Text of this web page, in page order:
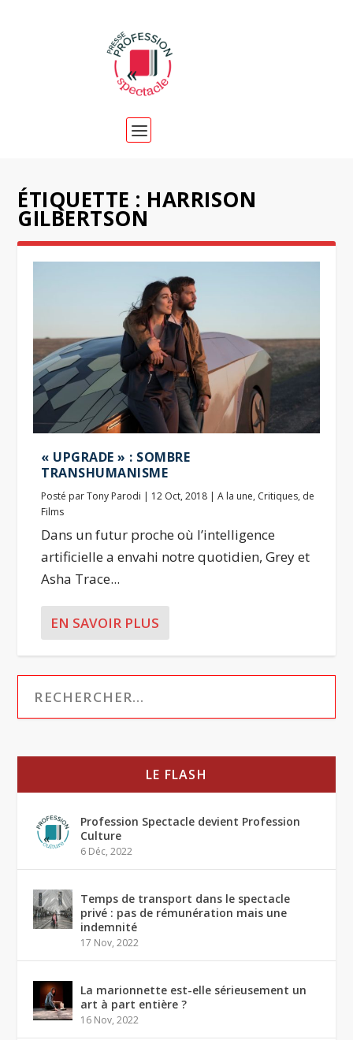
ÉTIQUETTE : HARRISON
GILBERTSON
« UPGRADE » : SOMBRE
TRANSHUMANISME
Posté parTony Parodi | 12 Oct, 2018 |A la une, Critiques, de
Films
Dans un futur proche où l’intelligence
artificielle a envahi notre quotidien, Grey et
Asha Trace...
EN SAVOIR PLUS
LE FLASH
Profession Spectacle devient Profession
Culture
6 Déc, 2022
Temps de transport dans le spectacle
privé : pas de rémunération mais une
indemnité
17 Nov, 2022
La marionnette est-elle sérieusement un
art à part entière ?
16 Nov, 2022